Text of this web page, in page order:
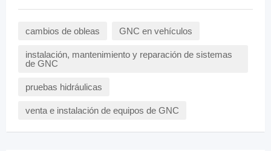
cambios de obleas GNC en vehículos
instalación, mantenimiento y reparación de sistemas
de GNC
pruebas hidráulicas
venta e instalación de equipos de GNC